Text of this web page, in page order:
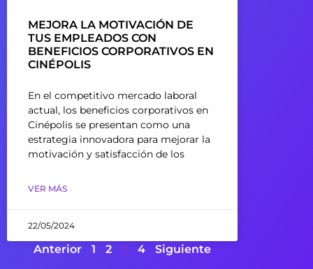
MEJORA LA MOTIVACIÓN DE
TUS EMPLEADOS CON
BENEFICIOS CORPORATIVOS EN
CINÉPOLIS
En el competitivo mercado laboral
actual, los beneficios corporativos en
Cinépolis se presentan como una
estrategia innovadora para mejorar la
motivación y satisfacción de los
VER MÁS
22/05/2024
Anterior 1 2 3 4 Siguiente